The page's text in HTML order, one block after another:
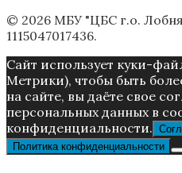
© 2026 МБУ "ЦБС г.о.
1115047017436.
Caйт иcпoльзуeт куки-
Метрики), чтoбы быть
нa caйтe, вы дaётe cвoe
пepcoнaльныx дaнныx в
конфиденциальности.
Политика конфиденциальности